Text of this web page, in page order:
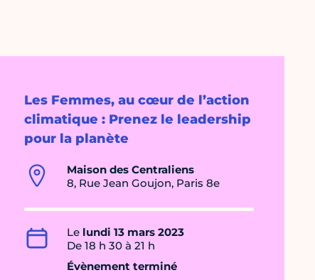
Les Femmes, au cœur de l’action
climatique : Prenez le leadership
pour la planète
Maison des Centraliens
8, Rue Jean Goujon, Paris 8e
Le lundi 13 mars 2023
De 18 h 30 à 21 h
Évènement terminé